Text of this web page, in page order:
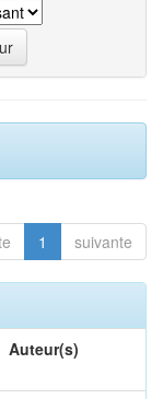
1 suivante
Auteur(s)